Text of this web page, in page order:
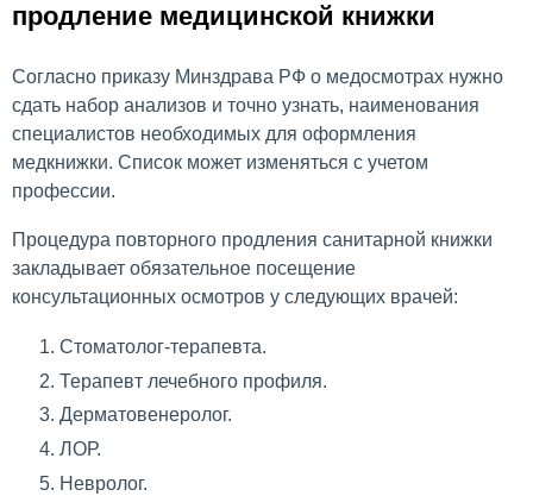
продление медицинской книжки
Согласно приказу Минздрава РФ о медосмотрах нужно
сдать набор анализов и точно узнать, наименования
специалистов необходимых для оформления
медкнижки. Список может изменяться с учетом
профессии.
Процедура повторного продления санитарной книжки
закладывает обязательное посещение
консультационных осмотров у следующих врачей:
Стоматолог-терапевта.
Терапевт лечебного профиля.
Дерматовенеролог.
ЛОР.
Невролог.